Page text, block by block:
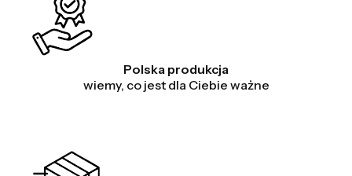
Polska produkcja
wiemy, co jest dla Ciebie ważne